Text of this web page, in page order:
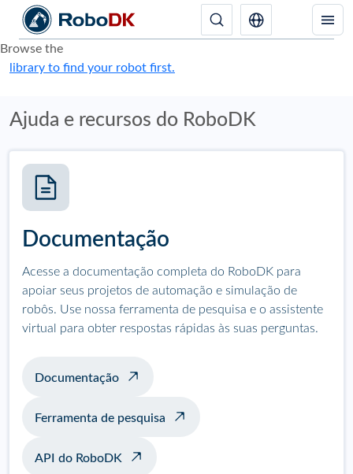
Browse the
library to find your robot first.
Ajuda e recursos do RoboDK
Documentação
Acesse a documentação completa do RoboDK para
apoiar seus projetos de automação e simulação de
robôs. Use nossa ferramenta de pesquisa e o assistente
virtual para obter respostas rápidas às suas perguntas.
Documentação
Ferramenta de pesquisa
API do RoboDK